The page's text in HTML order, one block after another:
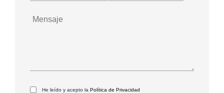
He leído y acepto la Política de Privacidad